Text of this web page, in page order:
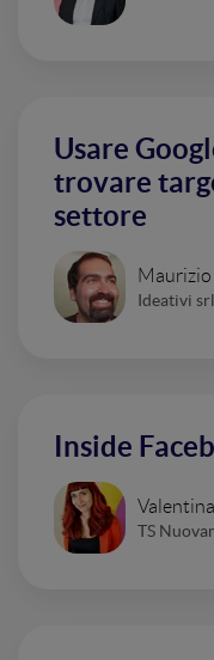
Usare
trovare
settore
Ideativi srl
Inside
TS